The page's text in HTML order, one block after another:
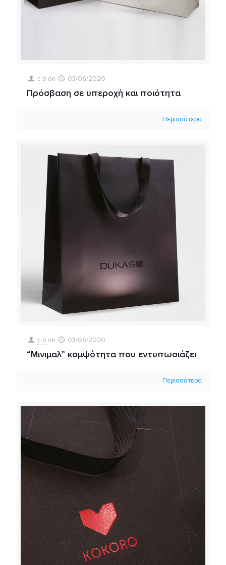
c b on 03/06/2020
Πρόσβαση σε υπεροχή και ποιότητα
Περισσότερα
c b on 03/06/2020
“Μινιμαλ” κομψότητα που εντυπωσιάζει
Περισσότερα